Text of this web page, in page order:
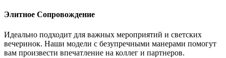
Элитное Сопровождение
Идеально подходит для важных мероприятий и светских
вечеринок. Наши модели с безупречными манерами помогут
вам произвести впечатление на коллег и партнеров.